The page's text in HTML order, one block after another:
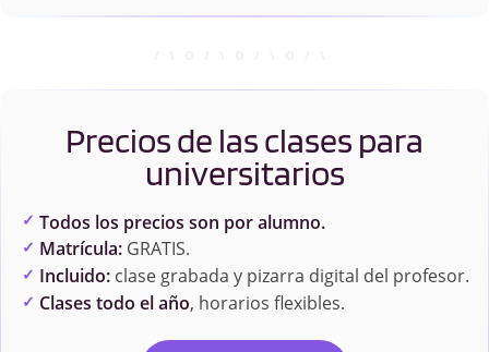
Precios de las clases para
universitarios
Todos los precios son por alumno.
Matrícula:GRATIS.
Incluido:clase grabada y pizarra digital del profesor.
Clases todo el año, horarios flexibles.